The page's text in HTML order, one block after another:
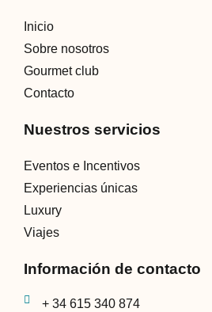
Inicio
Sobre nosotros
Gourmet club
Contacto
Nuestros servicios
Eventos e Incentivos
Experiencias únicas
Luxury
Viajes
Información de contacto
+ 34 615 340 874